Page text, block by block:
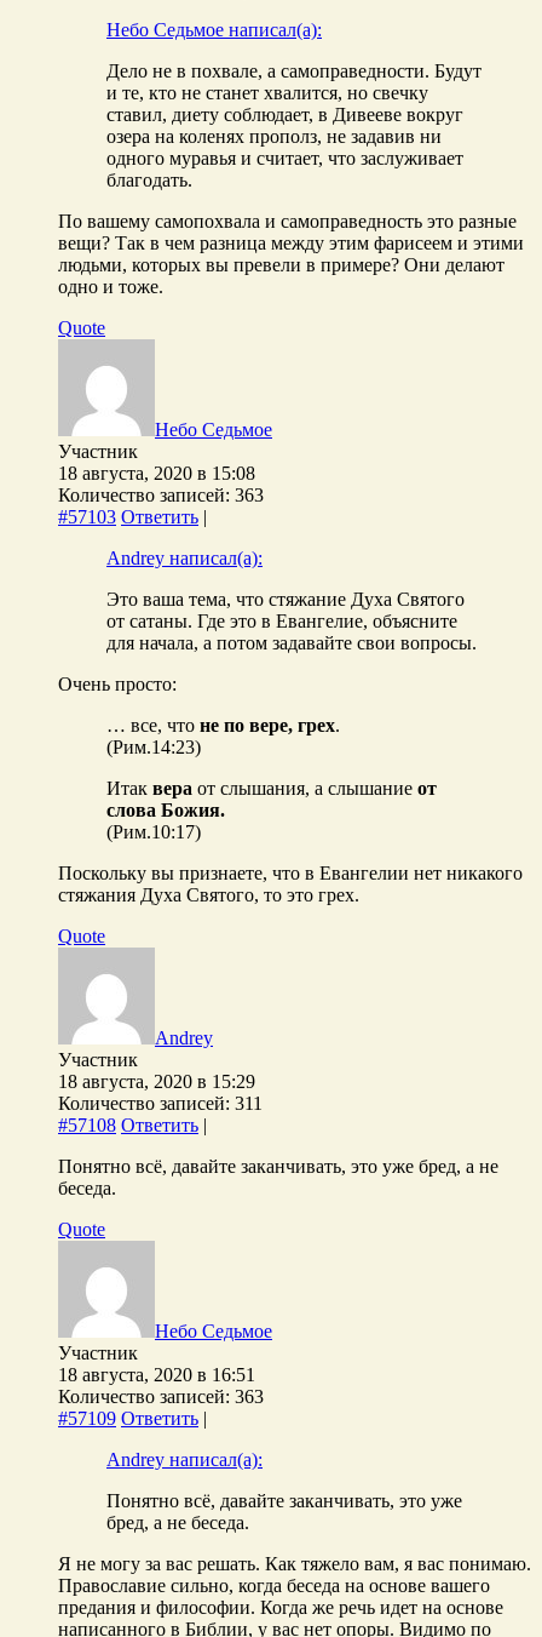
Небо Седьмое написал(а):
Дело не в похвале, а самоправедности. Будут
и те, кто не станет хвалится, но свечку
ставил, диету соблюдает, в Дивееве вокруг
озера на коленях прополз, не задавив ни
одного муравья и считает, что заслуживает
благодать.
По вашему самопохвала и самоправедность это разные
вещи? Так в чем разница между этим фарисеем и этими
людьми, которых вы превели в примере? Они делают
одно и тоже.
Quote
Небо Седьмое
Участник
18 августа, 2020 в 15:08
Количество записей: 363
#57103 Ответить |
Andrey написал(а):
Это ваша тема, что стяжание Духа Святого
от сатаны. Где это в Евангелие, объясните
для начала, а потом задавайте свои вопросы.
Очень просто:
… все, что не по вере, грех.
(Рим.14:23)
Итак вера от слышания, а слышание от
слова Божия.
(Рим.10:17)
Поскольку вы признаете, что в Евангелии нет никакого
стяжания Духа Святого, то это грех.
Quote
Andrey
Участник
18 августа, 2020 в 15:29
Количество записей: 311
#57108 Ответить |
Понятно всё, давайте заканчивать, это уже бред, а не
беседа.
Quote
Небо Седьмое
Участник
18 августа, 2020 в 16:51
Количество записей: 363
#57109 Ответить |
Andrey написал(а):
Понятно всё, давайте заканчивать, это уже
бред, а не беседа.
Я не могу за вас решать. Как тяжело вам, я вас понимаю.
Православие сильно, когда беседа на основе вашего
предания и философии. Когда же речь идет на основе
написанного в Библии, у вас нет опоры. Видимо по